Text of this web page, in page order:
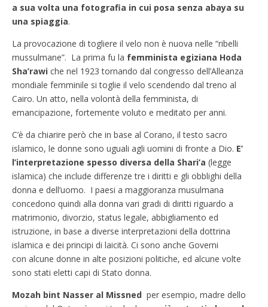
a sua volta una fotografia in cui posa senza abaya su
una spiaggia.
La provocazione di togliere il velo non è nuova nelle “ribelli
mussulmane”. La prima fu la femminista egiziana Hoda
Sha’rawi che nel 1923 tornando dal congresso dell’Alleanza
mondiale femminile si toglie il velo scendendo dal treno al
Cairo. Un atto, nella volontà della femminista, di
emancipazione, fortemente voluto e meditato per anni.
C’è da chiarire però che in base al Corano, il testo sacro
islamico, le donne sono uguali agli uomini di fronte a Dio. E’
l’interpretazione spesso diversa della Shari’a (legge
islamica) che include differenze tre i diritti e gli obblighi della
donna e dell’uomo. I paesi a maggioranza musulmana
concedono quindi alla donna vari gradi di diritti riguardo a
matrimonio, divorzio, status legale, abbigliamento ed
istruzione, in base a diverse interpretazioni della dottrina
islamica e dei principi di laicità. Ci sono anche Governi
con alcune donne in alte posizioni politiche, ed alcune volte
sono stati eletti capi di Stato donna.
Mozah bint Nasser al Missned per esempio, madre dello